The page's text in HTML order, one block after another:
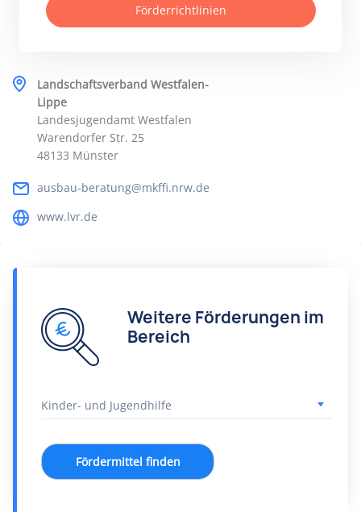
Landschaftsverband Westfalen-
Lippe
Landesjugendamt Westfalen
Warendorfer Str. 25
48133 Münster
ausbau-beratung@mkffi.nrw.de
www.lvr.de
Förderrichtlinien
Weitere Förderungen im
Bereich
Fördermittel finden